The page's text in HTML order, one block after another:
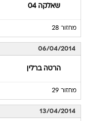
שאלקה 04
מחזור 28
06/04/2014
הרטה ברלין
מחזור 29
13/04/2014